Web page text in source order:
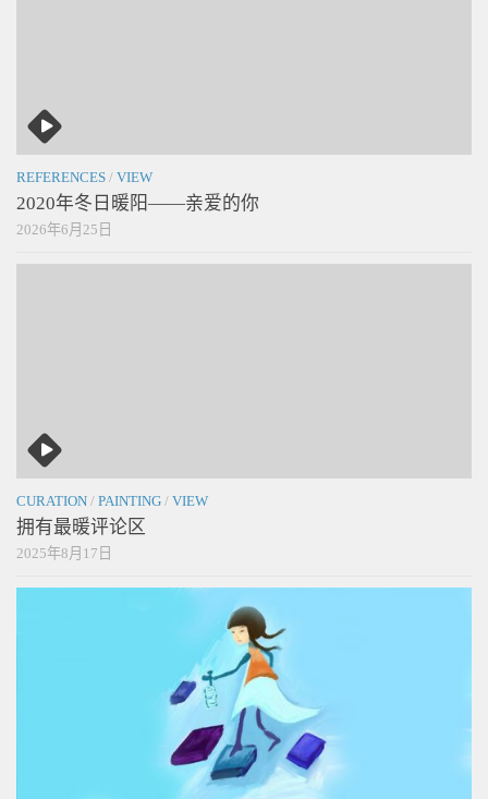
REFERENCES / VIEW
2020年冬日暖阳——亲爱的你
2026年6月25日
CURATION / PAINTING / VIEW
拥有最暖评论区
2025年8月17日